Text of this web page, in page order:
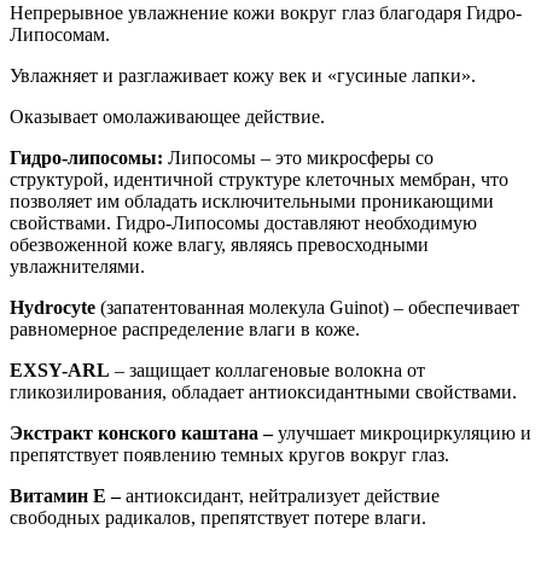
Непрерывное увлажнение кожи вокруг глаз благодаря Гидро-
Липосомам.
Увлажняет и разглаживает кожу век и «гусиные лапки».
Оказывает омолаживающее действие.
Гидро-липосомы: Липосомы – это микросферы со
структурой, идентичной структуре клеточных мембран, что
позволяет им обладать исключительными проникающими
свойствами. Гидро-Липосомы доставляют необходимую
обезвоженной коже влагу, являясь превосходными
увлажнителями.
Hydrocyte (запатентованная молекула Guinot) – обеспечивает
равномерное распределение влаги в коже.
EXSY-ARL – защищает коллагеновые волокна от
гликозилирования, обладает антиоксидантными свойствами.
Экстракт конского каштана –улучшает микроциркуляцию и
препятствует появлению темных кругов вокруг глаз.
Витамин Е –антиоксидант, нейтрализует действие
свободных радикалов, препятствует потере влаги.